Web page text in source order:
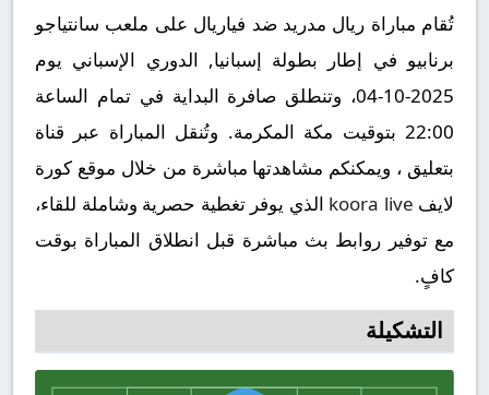
تُقام مباراة ريال مدريد ضد فياريال على ملعب سانتياجو
برنابيو في إطار بطولة إسبانيا, الدوري الإسباني يوم
2025-10-04، وتنطلق صافرة البداية في تمام الساعة
22:00 بتوقيت مكة المكرمة. وتُنقل المباراة عبر قناة
بتعليق ، ويمكنكم مشاهدتها مباشرة من خلال موقع كورة
لايف koora live الذي يوفر تغطية حصرية وشاملة للقاء،
مع توفير روابط بث مباشرة قبل انطلاق المباراة بوقت
كافٍ.
التشكيلة